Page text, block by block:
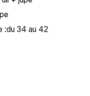
:du 34 au 42